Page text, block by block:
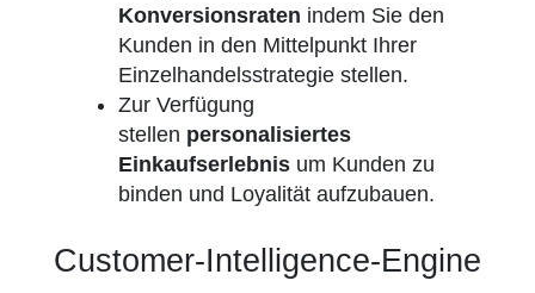
Konversionsraten indem Sie den
Kunden in den Mittelpunkt Ihrer
Einzelhandelsstrategie stellen.
Zur Verfügung
stellen personalisiertes
Einkaufserlebnis um Kunden zu
binden und Loyalität aufzubauen.
Customer-Intelligence-Engine